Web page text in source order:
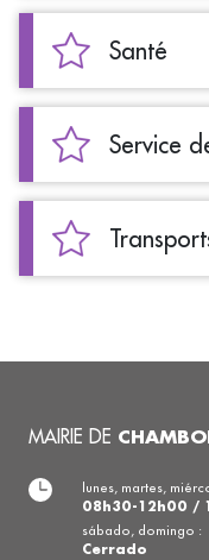
Santé
Service
MAIRIE DE
lunes, martes,
08h30-12h00 /
sábado, domingo :
Cerrado